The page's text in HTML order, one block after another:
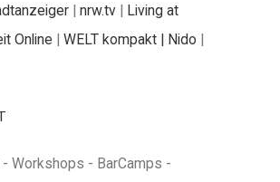
| nrw.tv | Living at
Online | WELT kompakt | Nido |
Workshops - BarCamps -